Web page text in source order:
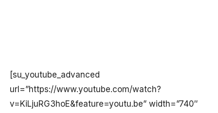
[su_youtube_advanced
url=”https://www.youtube.com/watch?
v=KiLjuRG3hoE&feature=youtu.be” width=”740″